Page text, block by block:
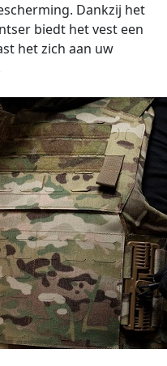
Dankzij het
biedt het vest een
het zich aan uw